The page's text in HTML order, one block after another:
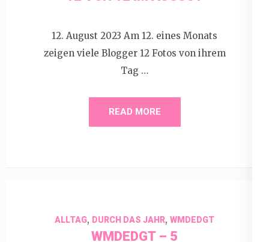
12. August 2023 Am 12. eines Monats
zeigen viele Blogger 12 Fotos von ihrem
Tag …
READ MORE
ALLTAG, DURCH DAS JAHR, WMDEDGT
WMDEDGT – 5